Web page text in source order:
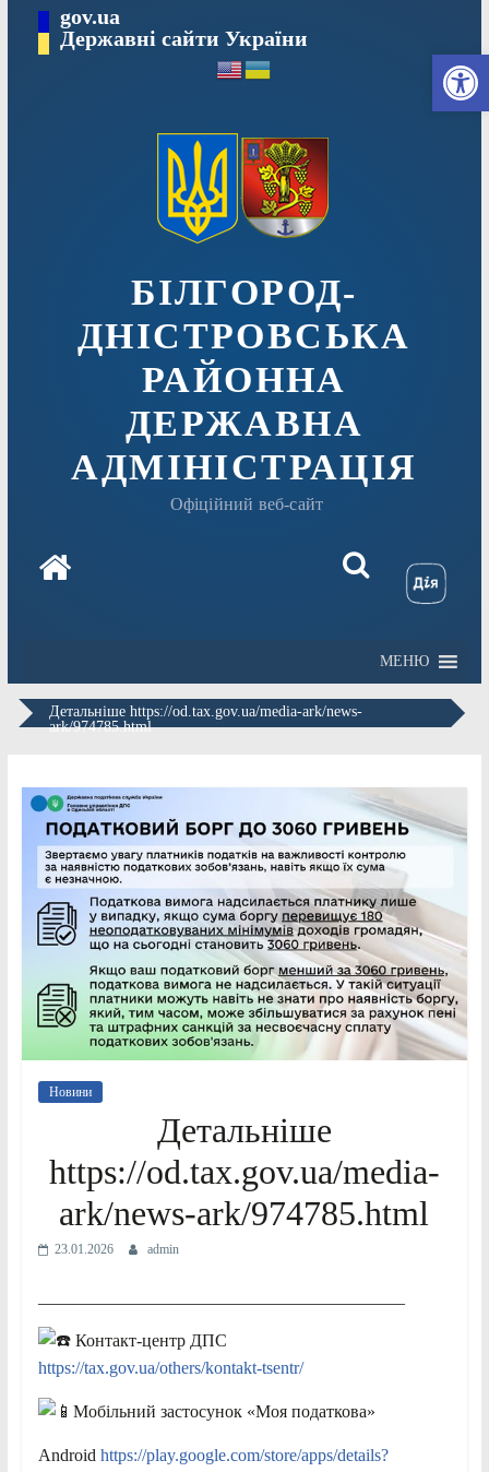
вмісту
gov.ua
Державні сайти України
БІЛГОРОД-
ДНІСТРОВСЬКА
РАЙОННА
ДЕРЖАВНА
АДМІНІСТРАЦІЯ
Офіційний веб-сайт
МЕНЮ
Детальніше https://od.tax.gov.ua/media-ark/news-
ark/974785.html
Новини
Детальніше
https://od.tax.gov.ua/media-
ark/news-ark/974785.html
23.01.2026 admin
Контакт-центр ДПС
https://tax.gov.ua/others/kontakt-tsentr/
Мобільний застосунок «Моя податкова»
Android https://play.google.com/store/apps/details?